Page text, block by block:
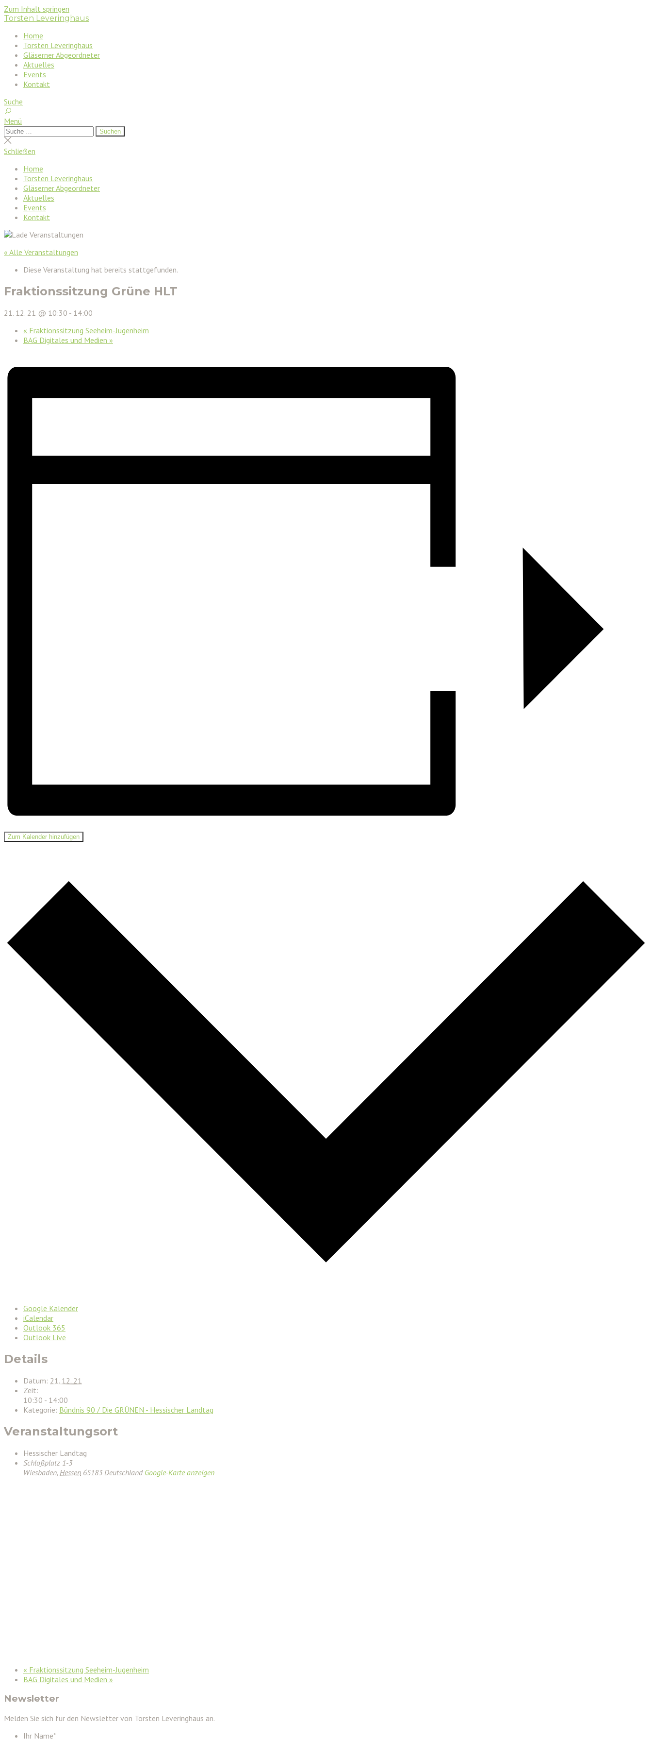
Zum Inhalt springen
Torsten Leveringhaus
Home
Torsten Leveringhaus
Gläserner Abgeordneter
Aktuelles
Events
Kontakt
Suche
Menü
Suchen
nach:
Suchen
Suche
schließen
Schließen
Home
Torsten Leveringhaus
Gläserner Abgeordneter
Aktuelles
Events
Kontakt
« Alle Veranstaltungen
Diese Veranstaltung hat bereits stattgefunden.
Fraktionssitzung Grüne HLT
21. 12. 21 @ 10:30 - 14:00
« Fraktionssitzung Seeheim-Jugenheim
BAG Digitales und Medien »
Zum Kalender hinzufügen
Google Kalender
iCalendar
Outlook 365
Outlook Live
Details
Datum: 21. 12. 21
Zeit:
10:30 - 14:00
Kategorie: Bündnis 90 / Die GRÜNEN - Hessischer Landtag
Veranstaltungsort
Hessischer Landtag
Schloßplatz 1-3
Wiesbaden, Hessen 65183 Deutschland Google-Karte anzeigen
« Fraktionssitzung Seeheim-Jugenheim
BAG Digitales und Medien »
Newsletter
Melden Sie sich für den Newsletter von Torsten Leveringhaus an.
Ihr Name*